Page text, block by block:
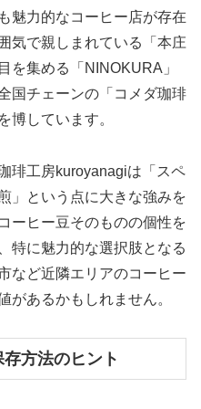
魅力的なコーヒー店が存在
気で親しまれている「本庄
を集める「NINOKURA」
国チェーンの「コメダ珈琲
博しています。
琲工房kuroyanagiは「スペ
」という点に大きな強みを
ーヒー豆そのものの個性を
特に魅力的な選択肢となる
など近隣エリアのコーヒー
があるかもしれません。
方法のヒント